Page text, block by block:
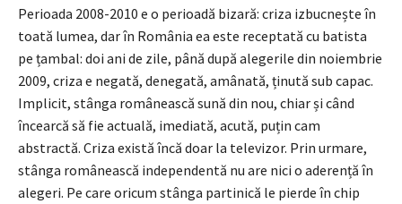
Perioada 2008-2010 e o perioadă bizară: criza izbucnește în
toată lumea, dar în România ea este receptată cu batista
pe țambal: doi ani de zile, până după alegerile din noiembrie
2009, criza e negată, denegată, amânată, ținută sub capac.
Implicit, stânga românească sună din nou, chiar și când
încearcă să fie actuală, imediată, acută, puțin cam
abstractă. Criza există încă doar la televizor. Prin urmare,
stânga românească independentă nu are nici o aderență în
alegeri. Pe care oricum stânga partinică le pierde în chip